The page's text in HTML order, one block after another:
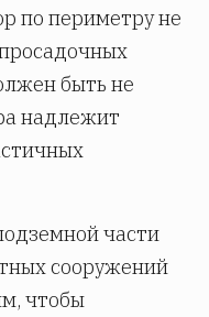
по периметру не
быть не
надлежит
части
сооружений
чтобы